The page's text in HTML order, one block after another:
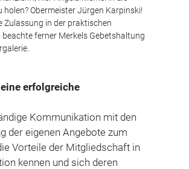
Obermeister Jürgen Karpinski!
Zulassung in der praktischen
ferner Merkels Gebetshaltung
erfolgreiche
Kommunikation mit den
der eigenen Angebote zum
Vorteile der Mitgliedschaft in
kennen und sich deren